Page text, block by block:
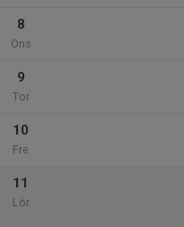
8
Ons
9
Tor
10
Fre
11
Lör